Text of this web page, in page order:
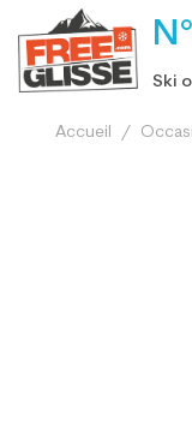
Ski
Accueil